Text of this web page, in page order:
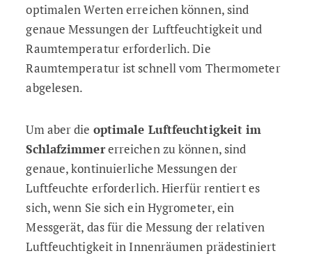
optimalen Werten erreichen können, sind
genaue Messungen der Luftfeuchtigkeit und
Raumtemperatur erforderlich. Die
Raumtemperatur ist schnell vom Thermometer
abgelesen.
Um aber die optimale Luftfeuchtigkeit im
Schlafzimmererreichen zu können, sind
genaue,kontinuierliche Messungen der
Luftfeuchte erforderlich. Hierfür rentiert es
sich, wenn Sie sich ein Hygrometer, ein
Messgerät, das für die Messung der relativen
Luftfeuchtigkeit in Innenräumen prädestiniert